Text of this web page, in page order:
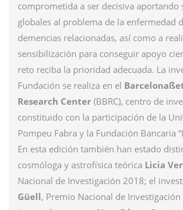
comprometida a ser decisiva aportando
globales al problema de la enfermedad
demencias relacionadas, así como a
sensibilización para conseguir apoyo
reto reciba la prioridad adecuada. La
Fundación se realiza en el
Research Center (BBRC), centro de
constituido con la participación de la
Pompeu Fabra y la Fundación Bancaria
En esta edición también han estado
cosmóloga y astrofísica teórica Licia
Nacional de Investigación 2018; el
Güell, Premio Nacional de Investigación